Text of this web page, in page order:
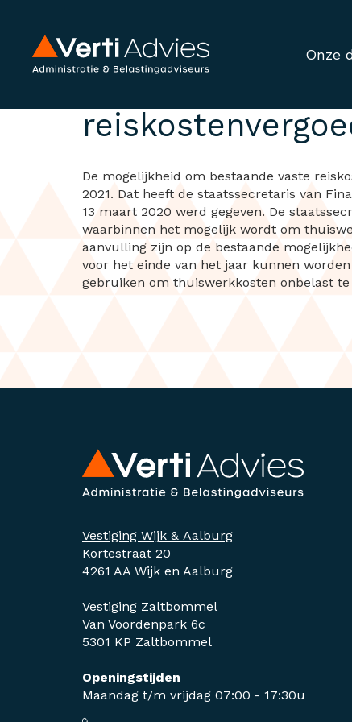
Onze
De mogelijkheid om bestaande vaste
2021. Dat heeft de staatssecretaris van
13 maart 2020 werd gegeven. De
waarbinnen het mogelijk wordt om
aanvulling zijn op de bestaande
voor het einde van het jaar kunnen
gebruiken om thuiswerkkosten onbelast te
Vestiging Wijk & Aalburg
Kortestraat 20
4261 AA Wijk en Aalburg
Vestiging Zaltbommel
Van Voordenpark 6c
5301 KP Zaltbommel
Openingstijden
Maandag t/m vrijdag 07:00 - 17:30u